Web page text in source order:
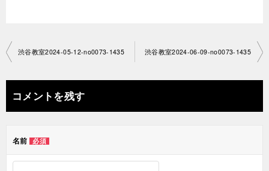
投
ナ
ビ
ー
渋谷教室2024-05-12-no0073-­1435 渋谷教室2024-06-09-no0073-­1435
コメントを残す
名前 必須